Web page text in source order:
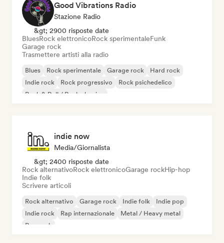
Good Vibrations Radio
Stazione Radio
&gt; 2900 risposte date
BluesRock elettronicoRock sperimentaleFunk
Garage rock
Trasmettere artisti alla radio
Blues Rock sperimentale Garage rock
Hard rock
Indie rock
Rock progressivo
Rock psichedelico
Rock & Roll / Rock classico
indie now
Media/Giornalista
&gt; 2400 risposte date
Rock alternativoRock elettronicoGarage rockHip-hop
Indie folk
Scrivere articoli
Rock alternativo Garage rock Indie folk
Indie pop
Indie rock
Rap internazionale
Metal / Heavy metal
Pop rock